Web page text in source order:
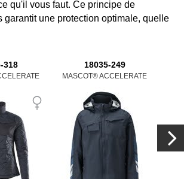
qu'il vous faut. Ce principe de
garantit une protection optimale, quelle
318 18035-249
MASCOT® ACCELERATE